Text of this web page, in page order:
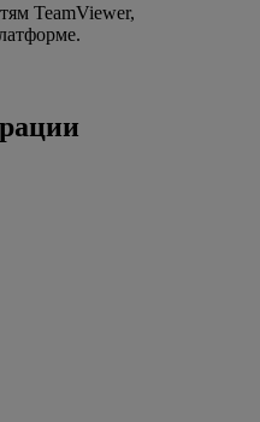
TeamViewer,